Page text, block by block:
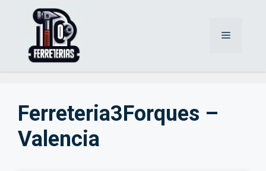
Menú
Ferreteria3Forques –
Valencia